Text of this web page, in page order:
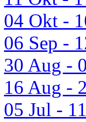
04 Okt -
06 Sep -
30 Aug -
16 Aug -
05 Jul -